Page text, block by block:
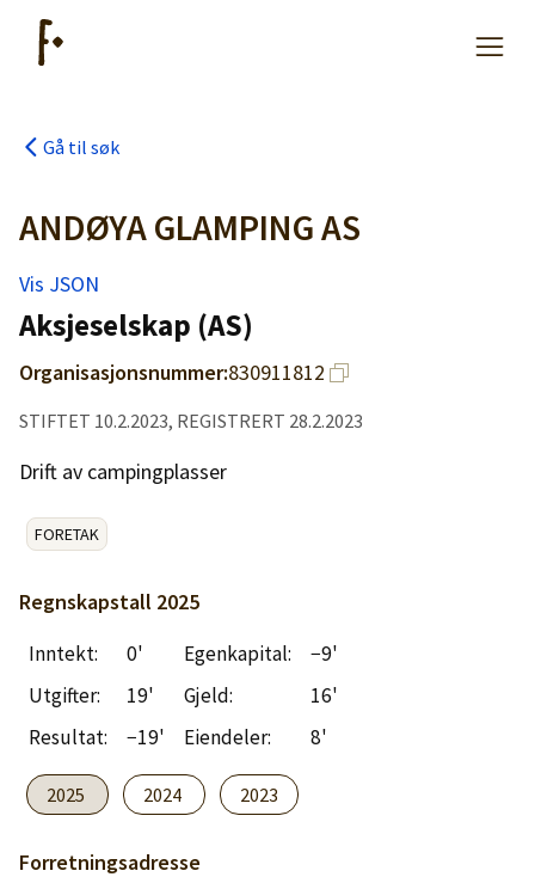
Kjøpe lister
Priser
Logg inn
Gå til søk
ANDØYA GLAMPING AS
Vis JSON
Aksjeselskap (AS)
Organisasjonsnummer:830911812
STIFTET 10.2.2023, REGISTRERT 28.2.2023
Drift av campingplasser
FORETAK
Regnskapstall 2025
Inntekt: 0' Egenkapital:
−9'
Utgifter:
19' Gjeld:
16'
Resultat:
−19' Eiendeler: 8'
2025 2024 2023
Forretningsadresse